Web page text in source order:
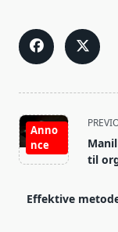
<span
class="nav-
subtitle
reader-
Anno
nce
til
Effektive